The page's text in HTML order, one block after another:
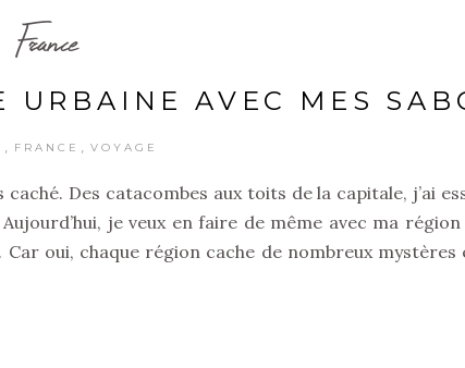
France
URBAINE AVEC MES
FRANCE VOYAGE
Des catacombes aux toits de la capitale, j’ai
je veux en faire de même avec ma
oui, chaque région cache de nombreux mystères